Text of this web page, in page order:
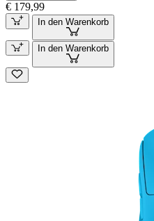
€ 179,99
In den Warenkorb
In den Warenkorb